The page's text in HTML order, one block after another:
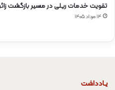
تقویت خدمات ریلی در مسیر بازگشت
۱۴ مرداد ۱۴۰۵
یـادداشت